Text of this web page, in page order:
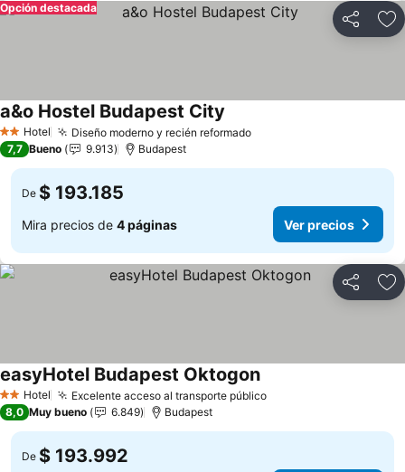
Compartir
Opción destacada
2 Estrellas
Hotel Diseño moderno y recién reformado
a&o Hostel Budapest City
7,7 Bueno 9.913 Budapest
De $ 193.185
Mira precios de 4 páginas Ver precios
Compartir
2 Estrellas
Hotel Excelente acceso al transporte público
easyHotel Budapest Oktogon
8,0 Muy bueno 6.849 Budapest
De $ 193.992